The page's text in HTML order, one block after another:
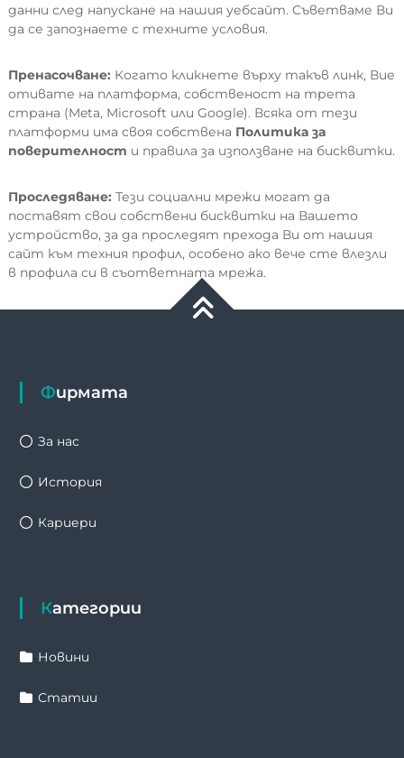
данни след напускане на нашия уебсайт. Съветваме Ви
да се запознаете с техните условия.
Пренасочване: Когато кликнете върху такъв линк, Вие
отивате на платформа, собственост на трета
страна (Meta, Microsoft или Google). Всяка от тези
платформи има своя собствена Политика за
поверителност и правила за използване на бисквитки.
Проследяване: Тези социални мрежи могат да
поставят свои собствени бисквитки на Вашето
устройство, за да проследят прехода Ви от нашия
сайт към техния профил, особено ако вече сте влезли
в профила си в съответната мрежа.
Фирмата
За нас
История
Кариери
Категории
Новини
Статии